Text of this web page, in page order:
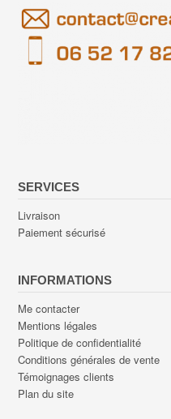
SERVICES
Livraison
Paiement sécurisé
INFORMATIONS
Me contacter
Mentions légales
Politique de confidentialité
Conditions générales de vente
Témoignages clients
Plan du site